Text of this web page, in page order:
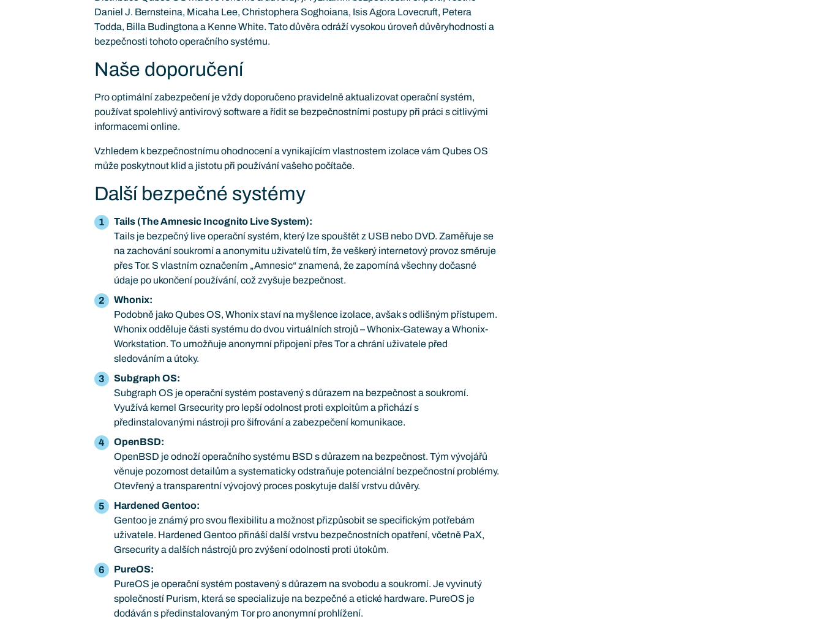
Daniel J. Bernsteina, Micaha Lee, Christophera Soghoiana, Isis Agora Lovecruft, Petera
Todda, Billa Budingtona a Kenne White. Tato důvěra odráží vysokou úroveň důvěryhodnosti a
bezpečnosti tohoto operačního systému.
Naše doporučení
Pro optimální zabezpečení je vždy doporučeno pravidelně aktualizovat operační systém,
používat spolehlivý antivirový software a řídit se bezpečnostními postupy při práci s citlivými
informacemi online.
Vzhledem k bezpečnostnímu ohodnocení a vynikajícím vlastnostem izolace vám Qubes OS
může poskytnout klid a jistotu při používání vašeho počítače.
Další bezpečné systémy
Tails (The Amnesic Incognito Live System):
Tails je bezpečný live operační systém, který lze spouštět z USB nebo DVD. Zaměřuje se
na zachování soukromí a anonymitu uživatelů tím, že veškerý internetový provoz směruje
přes Tor. S vlastním označením „Amnesic“ znamená, že zapomíná všechny dočasné
údaje po ukončení používání, což zvyšuje bezpečnost.
Whonix:
Podobně jako Qubes OS, Whonix staví na myšlence izolace, avšak s odlišným přístupem.
Whonix odděluje části systému do dvou virtuálních strojů – Whonix-Gateway a Whonix-
Workstation. To umožňuje anonymní připojení přes Tor a chrání uživatele před
sledováním a útoky.
Subgraph OS:
Subgraph OS je operační systém postavený s důrazem na bezpečnost a soukromí.
Využívá kernel Grsecurity pro lepší odolnost proti exploitům a přichází s
předinstalovanými nástroji pro šifrování a zabezpečení komunikace.
OpenBSD:
OpenBSD je odnoží operačního systému BSD s důrazem na bezpečnost. Tým vývojářů
věnuje pozornost detailům a systematicky odstraňuje potenciální bezpečnostní problémy.
Otevřený a transparentní vývojový proces poskytuje další vrstvu důvěry.
Hardened Gentoo:
Gentoo je známý pro svou flexibilitu a možnost přizpůsobit se specifickým potřebám
uživatele. Hardened Gentoo přináší další vrstvu bezpečnostních opatření, včetně PaX,
Grsecurity a dalších nástrojů pro zvýšení odolnosti proti útokům.
PureOS:
PureOS je operační systém postavený s důrazem na svobodu a soukromí. Je vyvinutý
společností Purism, která se specializuje na bezpečné a etické hardware. PureOS je
dodáván s předinstalovaným Tor pro anonymní prohlížení.